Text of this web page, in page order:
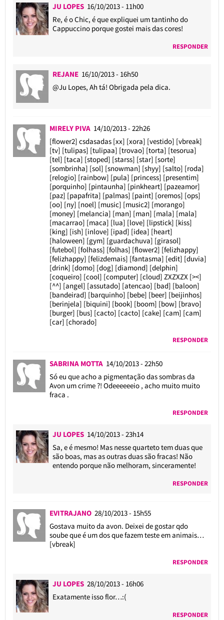
JU LOPES 16/10/2013 - 11h00
Re, é o Chic, é que expliquei um tantinho do
Cappuccino porque gostei mais das cores!
RESPONDER
REJANE 16/10/2013 - 16h50
@Ju Lopes, Ah tá! Obrigada pela dica.
MIRELY PIVA 14/10/2013 - 22h26
[flower2] csdasadas [xx] [xora] [vestido] [vbreak]
[tv] [tulipas] [tulipaa] [trovao] [torta] [tesorua]
[tel] [taca] [stoped] [starss] [star] [sorte]
[sombrinha] [sol] [snowman] [shyy] [salto] [roda]
[relogio] [rainbow] [pula] [princess] [presentim]
[porquinho] [pintaunha] [pinkheart] [pazeamor]
[paz] [papafrita] [palmas] [paint] [oremos] [ops]
[oo] [ny] [noel] [music] [music2] [morango]
[money] [melancia] [man] [man] [mala] [mala]
[macarrao] [maca] [lua] [love] [lipstick] [kiss]
[king] [ish] [inlove] [ipad] [idea] [heart]
[haloween] [gym] [guardachuva] [girasol]
[futebol] [folhass] [folhas] [flower2] [felizhappy]
[felizhappy] [felizdemais] [fantasma] [edit] [duvia]
[drink] [domo] [dog] [diamond] [delphin]
[coqueiro] [cool] [computer] [cloud] ZXZXZX [><]
[^^] [angel] [assutado] [atencao] [bad] [baloon]
[bandeirad] [barquinho] [bebe] [beer] [beijinhos]
[berinjela] [biquini] [book] [boom] [bow] [bravo]
[burger] [bus] [cacto] [cacto] [cake] [cam] [cam]
[car] [chorado]
RESPONDER
SABRINA MOTTA 14/10/2013 - 22h50
Só eu que acho a pigmentação das sombras da
Avon um crime ?! Odeeeeeeio , acho muito muito
fraca .
RESPONDER
JU LOPES 14/10/2013 - 23h14
Sa, e é mesmo! Mas nesse quarteto tem duas que
são boas, mas as outras duas são fracas! Não
entendo porque não melhoram, sinceramente!
RESPONDER
EVITRAJANO 28/10/2013 - 15h55
Gostava muito da avon. Deixei de gostar qdo
soube que é um dos que fazem teste em animais…
[vbreak]
RESPONDER
JU LOPES 28/10/2013 - 16h06
Exatamente isso flor…:(
RESPONDER